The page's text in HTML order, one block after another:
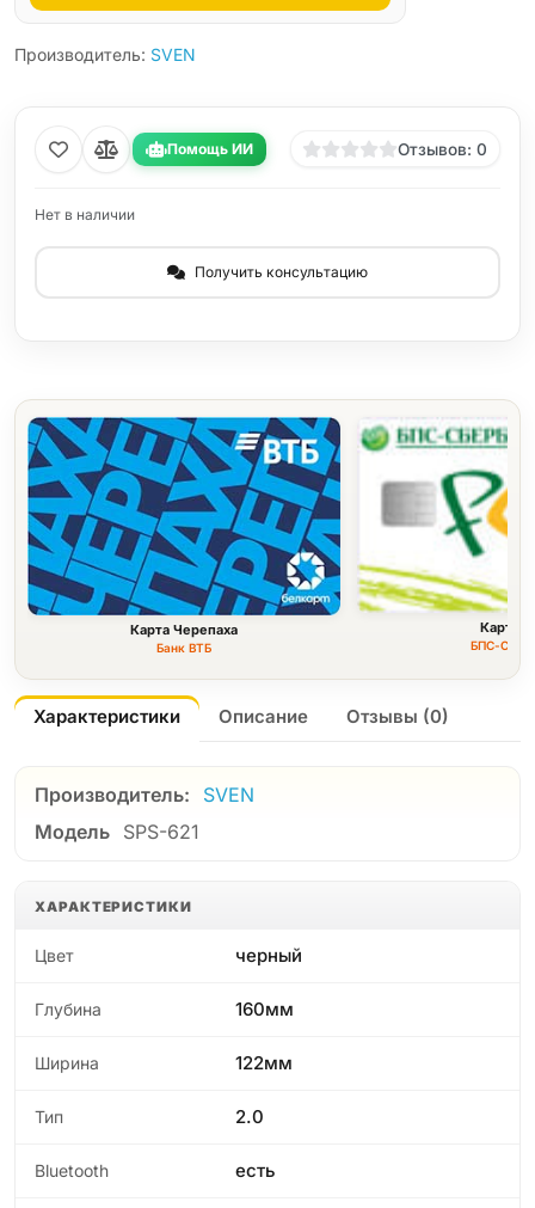
Производитель: SVEN
Помощь ИИ Отзывов: 0
Нет в наличии
Получить консультацию
Карта Черепаха
Банк ВТБ
Карта
БПС-
Характеристики Описание Отзывы (0)
Производитель:
SVEN
Модель SPS-621
ХАРАКТЕРИСТИКИ
Цвет черный
Глубина 160мм
Ширина 122мм
Тип 2.0
Bluetooth есть